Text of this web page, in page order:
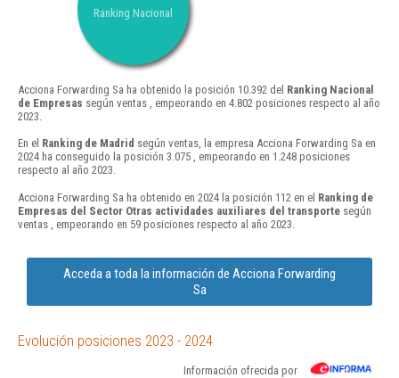
Ranking Nacional
Acciona Forwarding Sa ha obtenido la posición 10.392 del Ranking Nacional
de Empresas según ventas , empeorando en 4.802 posiciones respecto al año
2023.
En el Ranking de Madrid según ventas, la empresa Acciona Forwarding Sa en
2024 ha conseguido la posición 3.075 , empeorando en 1.248 posiciones
respecto al año 2023.
Acciona Forwarding Sa ha obtenido en 2024 la posición 112 en el Ranking de
Empresas del Sector Otras actividades auxiliares del transporte según
ventas , empeorando en 59 posiciones respecto al año 2023.
Acceda a toda la información de Acciona Forwarding
Sa
Evolución posiciones 2023 - 2024
Información ofrecida por